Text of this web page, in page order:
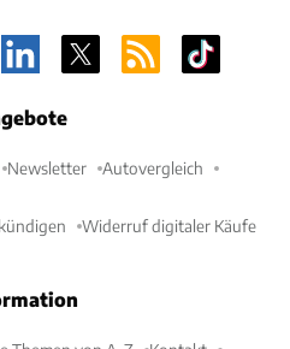
Newsletter Autovergleich
Widerruf digitaler Käufe